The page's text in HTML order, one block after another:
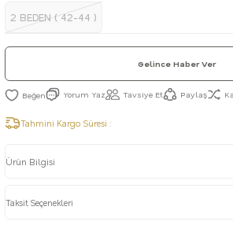
2 BEDEN ( 42-44 )
Gelince Haber Ver
Yorum Yaz Tavsiye Et Paylaş
Tahmini Kargo Süresi :
Ürün Bilgisi
Taksit Seçenekleri